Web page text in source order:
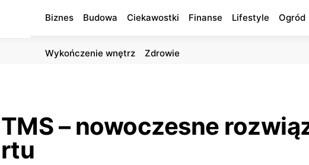
Biznes Budowa Ciekawostki Finanse Lifestyle Ogród
Wykończenie wnętrz Zdrowie
– nowoczesne